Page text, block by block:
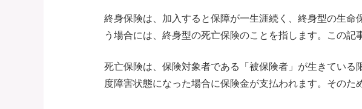
終身保険は、加入すると保障が一生涯続く、終身型の生
う場合には、終身型の死亡保険のことを指します。この記
死亡保険は、保険対象者である「被保険者」が生きてい
度障害状態になった場合に保険金が支払われます。その